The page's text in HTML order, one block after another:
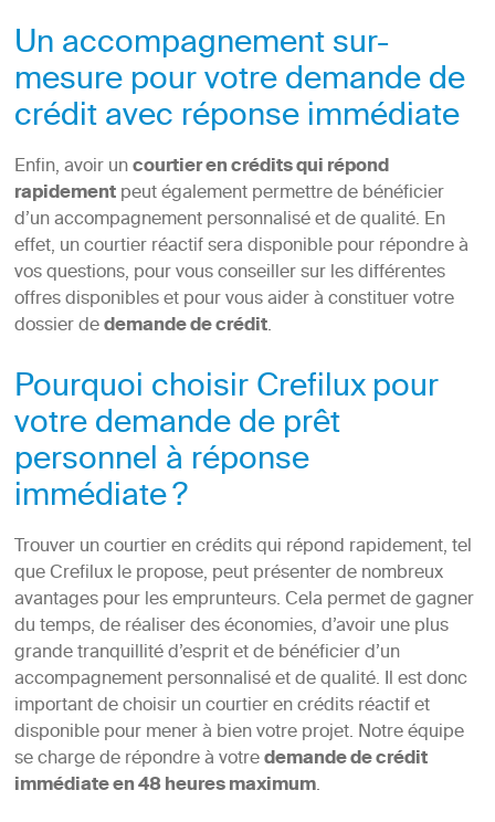
Un accompagnement sur-
mesure pour votre demande de
crédit avec réponse immédiate
Enfin, avoir uncourtier en crédits qui répond
rapidementpeut également permettre de bénéficier
d’un accompagnement personnalisé et de qualité. En
effet, un courtier réactif sera disponible pour répondre à
vos questions, pour vous conseiller sur les différentes
offres disponibles et pour vous aider à constituer votre
dossier dedemande de crédit.
Pourquoi choisir Crefilux pour
votre demande de prêt
personnel à réponse
immédiate ?
Trouver un courtier en crédits qui répond rapidement, tel
que Crefilux le propose, peut présenter de nombreux
avantages pour les emprunteurs. Cela permet de gagner
du temps, de réaliser des économies, d’avoir une plus
grande tranquillité d’esprit et de bénéficier d’un
accompagnement personnalisé et de qualité. Il est donc
important de choisir un courtier en crédits réactif et
disponible pour mener à bien votre projet. Notre équipe
se charge de répondre à votredemande de crédit
immédiate en 48 heures maximum.